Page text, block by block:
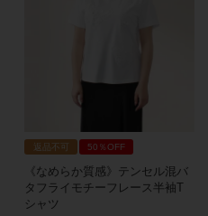
返品不可 50％OFF
《なめらか質感》テンセル混バ
タフライモチーフレース半袖T
シャツ